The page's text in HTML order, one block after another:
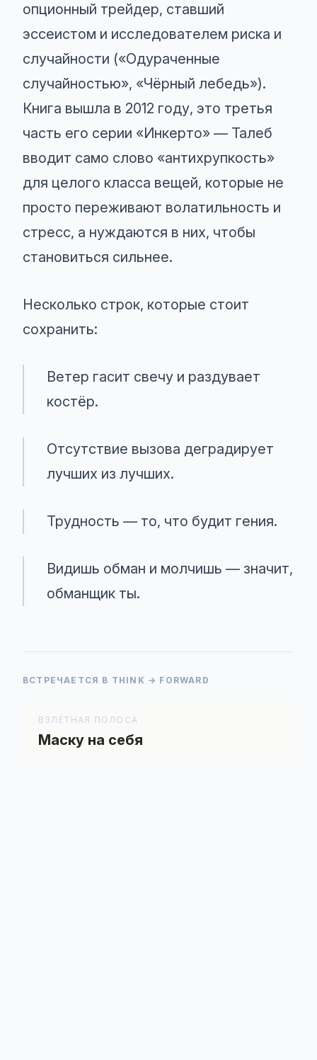
опционный трейдер, ставший
эссеистом и исследователем риска и
случайности («Одураченные
случайностью», «Чёрный лебедь»).
Книга вышла в 2012 году, это третья
часть его серии «Инкерто» — Талеб
вводит само слово «антихрупкость»
для целого класса вещей, которые не
просто переживают волатильность и
стресс, а нуждаются в них, чтобы
становиться сильнее.
Несколько строк, которые стоит
сохранить:
Ветер гасит свечу и раздувает
костёр.
Отсутствие вызова деградирует
лучших из лучших.
Трудность — то, что будит гения.
Видишь обман и молчишь — значит,
обманщик ты.
ВСТРЕЧАЕТСЯ В THINK → FORWARD
ВЗЛЁТНАЯ ПОЛОСА
Маску на себя